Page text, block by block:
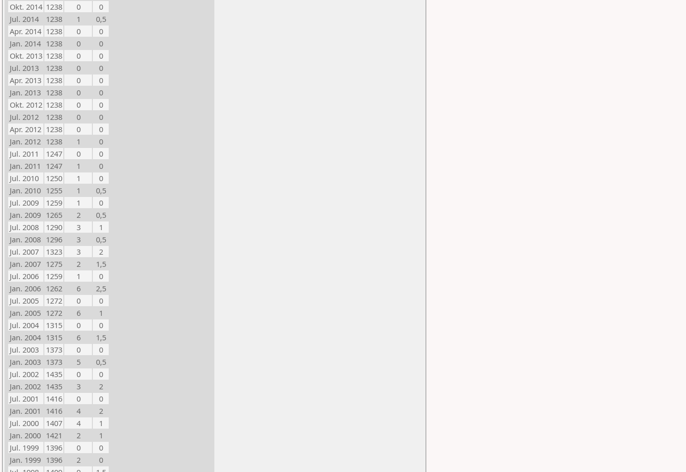
Okt. 2014 1238 0
0
Jul. 2014
1238 1
0,5
Apr. 2014 1238 0
0
Jan. 2014 1238 0
0
Okt. 2013 1238 0
0
Jul. 2013
1238 0
0
Apr. 2013 1238 0
0
Jan. 2013 1238 0
0
Okt. 2012 1238 0
0
Jul. 2012
1238 0
0
Apr. 2012 1238 0
0
Jan. 2012 1238 1
0
Jul. 2011
1247 0
0
Jan. 2011
1247 1
0
Jul. 2010
1250 1
0
Jan. 2010 1255 1
0,5
Jul. 2009
1259 1
0
Jan. 2009 1265 2
0,5
Jul. 2008
1290 3
1
Jan. 2008 1296 3
0,5
Jul. 2007
1323 3
2
Jan. 2007 1275 2
1,5
Jul. 2006
1259 1
0
Jan. 2006 1262 6
2,5
Jul. 2005
1272 0
0
Jan. 2005 1272 6
1
Jul. 2004
1315 0
0
Jan. 2004 1315 6
1,5
Jul. 2003
1373 0
0
Jan. 2003 1373 5
0,5
Jul. 2002
1435 0
0
Jan. 2002 1435 3
2
Jul. 2001
1416 0
0
Jan. 2001
1416 4
2
Jul. 2000
1407 4
1
Jan. 2000 1421 2
1
Jul. 1999
1396 0
0
Jan. 1999 1396 2
0